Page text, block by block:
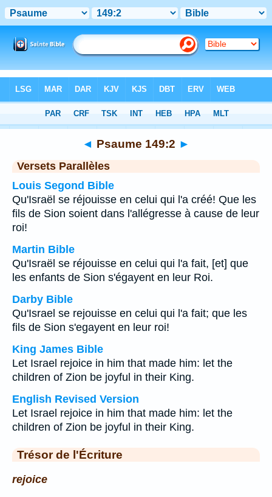
Chapitre 149 > Verset 2
◄ Psaume 149:2 ►
Versets Parallèles
Louis Segond Bible
Qu'Israël se réjouisse en celui qui l'a créé! Que les
fils de Sion soient dans l'allégresse à cause de leur
roi!
Martin Bible
Qu'Israël se réjouisse en celui qui l'a fait, [et] que
les enfants de Sion s'égayent en leur Roi.
Darby Bible
Qu'Israel se rejouisse en celui qui l'a fait; que les
fils de Sion s'egayent en leur roi!
King James Bible
Let Israel rejoice in him that made him: let the
children of Zion be joyful in their King.
English Revised Version
Let Israel rejoice in him that made him: let the
children of Zion be joyful in their King.
Trésor de l'Écriture
rejoice